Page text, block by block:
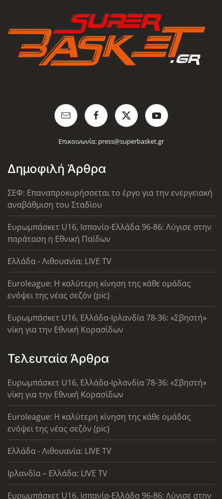
Επικοινωνία: press@superbasket.gr
Δημοφιλή Άρθρα
ΣΕΦ: Επαναπροκυρήσσεται το έργο για την ενεργειακή
αναβάθμιση του Σταδίου
Ευρωμπάσκετ U16, Ισπανία-Ελλάδα 96-86: Λύγισε στην
παράταση η Εθνική Παίδων
Ελλάδα - Λιθουανία: LIVE TV
Euroleague: Η καλύτερη κίνηση της κάθε ομάδας
ενόψει της νέας σεζόν (pic)
Ευρωμπάσκετ U16, Ελλάδα-Ιρλανδία 78-36: «Σβηστή»
νίκη για την Εθνική Κορασίδων
Τελευταία Άρθρα
Ευρωμπάσκετ U16, Ελλάδα-Ιρλανδία 78-36: «Σβηστή»
νίκη για την Εθνική Κορασίδων
Euroleague: Η καλύτερη κίνηση της κάθε ομάδας
ενόψει της νέας σεζόν (pic)
Ελλάδα - Λιθουανία: LIVE TV
Ιρλανδία – Ελλάδα: LIVE TV
Ευρωμπάσκετ U16, Ισπανία-Ελλάδα 96-86: Λύγισε στην